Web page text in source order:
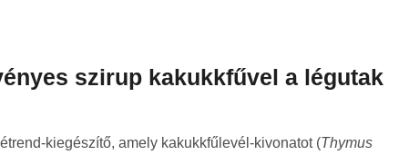
szirup kakukkfűvel a légutak
étrend-kiegészítő, amely kakukkfűlevél-kivonatot (Thymus